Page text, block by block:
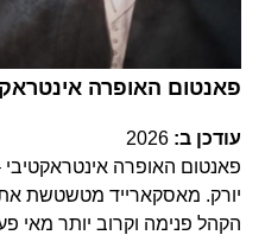
פאנטום האופרה
עודכן ב: 2026
פאנטום האופרה
יורק. מאסקארייד מטשטשת
הקהל פנימה וקרוב יותר מאי